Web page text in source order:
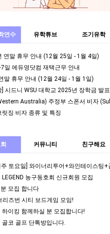
연수 유학튜브 조기유학
연말 휴무 안내 (12월 25일 - 1월 4일)
일 에듀영닷컴 재택근무 안내
말 휴무 안내 (12월 24일 - 1월 1일)
] 시드니 WSU 대학교 2025년 장학금 발표
릿징 비자 종류 및 특징
커뮤니티 친구해요
LEGEND 농구동호회 신규회원 모집
모집 합니다
리즈번 시티 보드게임 모임!
하이킹 함께하실 분 모집합니다!
골코 골프 단톡방입니다.